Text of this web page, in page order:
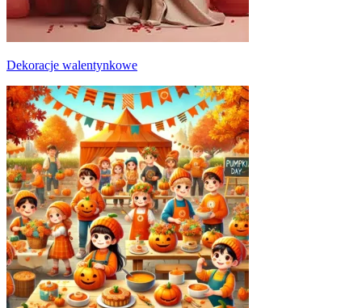
Dekoracje walentynkowe